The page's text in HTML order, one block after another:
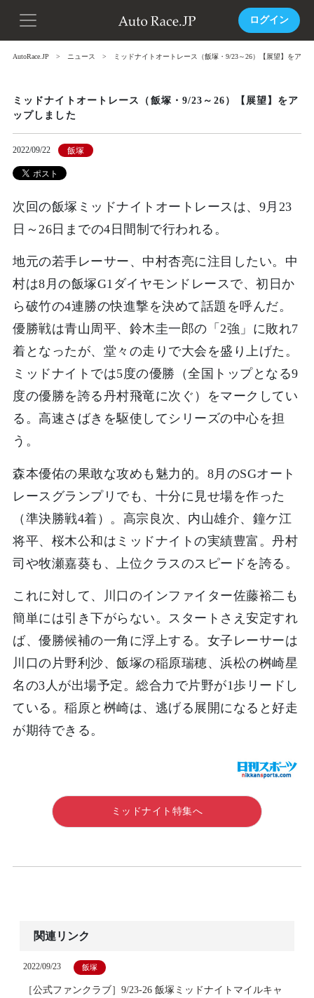
ログイン
AutoRace.JP ニュース ミッドナイトオートレース（飯塚・9/23～26）【展望】をアッ
ミッドナイトオートレース（飯塚・9/23～26）【展望】をア
ップしました
2022/09/22 飯塚
次回の飯塚ミッドナイトオートレースは、9月23
日～26日までの4日間制で行われる。
地元の若手レーサー、中村杏亮に注目したい。中
村は8月の飯塚G1ダイヤモンドレースで、初日か
ら破竹の4連勝の快進撃を決めて話題を呼んだ。
優勝戦は青山周平、鈴木圭一郎の「2強」に敗れ7
着となったが、堂々の走りで大会を盛り上げた。
ミッドナイトでは5度の優勝（全国トップとなる9
度の優勝を誇る丹村飛竜に次ぐ）をマークしてい
る。高速さばきを駆使してシリーズの中心を担
う。
森本優佑の果敢な攻めも魅力的。8月のSGオート
レースグランプリでも、十分に見せ場を作った
（準決勝戦4着）。高宗良次、内山雄介、鐘ケ江
将平、桜木公和はミッドナイトの実績豊富。丹村
司や牧瀬嘉葵も、上位クラスのスピードを誇る。
これに対して、川口のインファイター佐藤裕二も
簡単には引き下がらない。スタートさえ安定すれ
ば、優勝候補の一角に浮上する。女子レーサーは
川口の片野利沙、飯塚の稲原瑞穂、浜松の桝崎星
名の3人が出場予定。総合力で片野が1歩リードし
ている。稲原と桝崎は、逃げる展開になると好走
が期待できる。
ミッドナイト特集へ
関連リンク
2022/09/23 飯塚
［公式ファンクラブ］9/23-26 飯塚ミッドナイトマイルキャ